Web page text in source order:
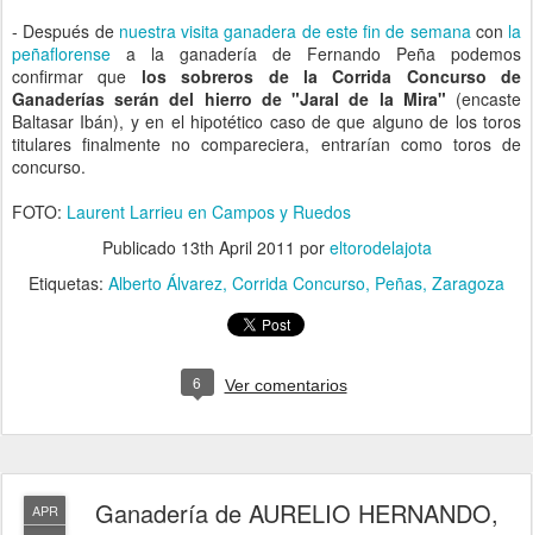
- Después de nuestra visita ganadera de este fin de semanacon la
peñaflorense a la ganadería de Fernando Peña podemos
confirmar que los sobreros de la Corrida Concurso de
Ganaderías serán del hierro de "Jaral de la Mira" (encaste
Baltasar Ibán), y en el hipotético caso de que alguno de los toros
titulares finalmente no compareciera, entrarían como toros de
concurso.
FOTO: Laurent Larrieu en Campos y Ruedos
Publicado 13th April 2011 por eltorodelajota
Etiquetas: Alberto Álvarez Corrida Concurso Peñas Zaragoza
6 Ver comentarios
APR
Ganadería de AURELIO HERNANDO,